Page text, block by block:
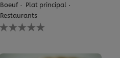
Boeuf
Plat principal
Restaurants
Aucune
évaluation